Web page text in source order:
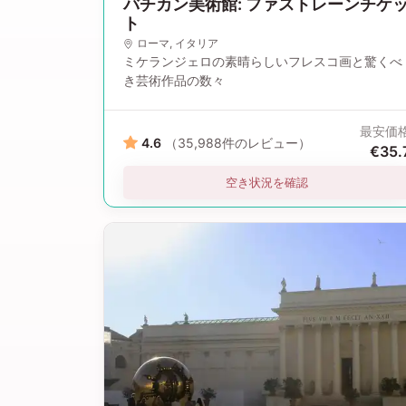
バチカン美術館: ファストレーンチケ
ト
ローマ, イタリア
ミケランジェロの素晴らしいフレスコ画と驚くべ
き芸術作品の数々
4.6 （35,988件のレビュー）
最安価
空き状況を確認